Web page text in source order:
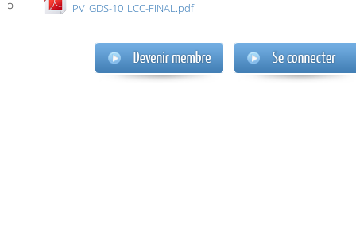
PV_GDS-10_LCC-FINAL.pdf